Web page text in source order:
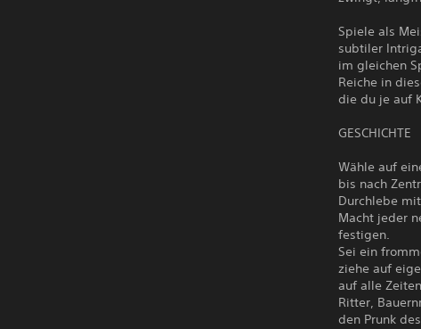
Spiele als
subtiler
im gleichen
Reiche in
die du je auf
GESCHICHTE
Wähle auf
bis nach
Durchlebe
Macht jeder
festigen.
Sei ein
ziehe auf
auf alle
Ritter,
den Prunk